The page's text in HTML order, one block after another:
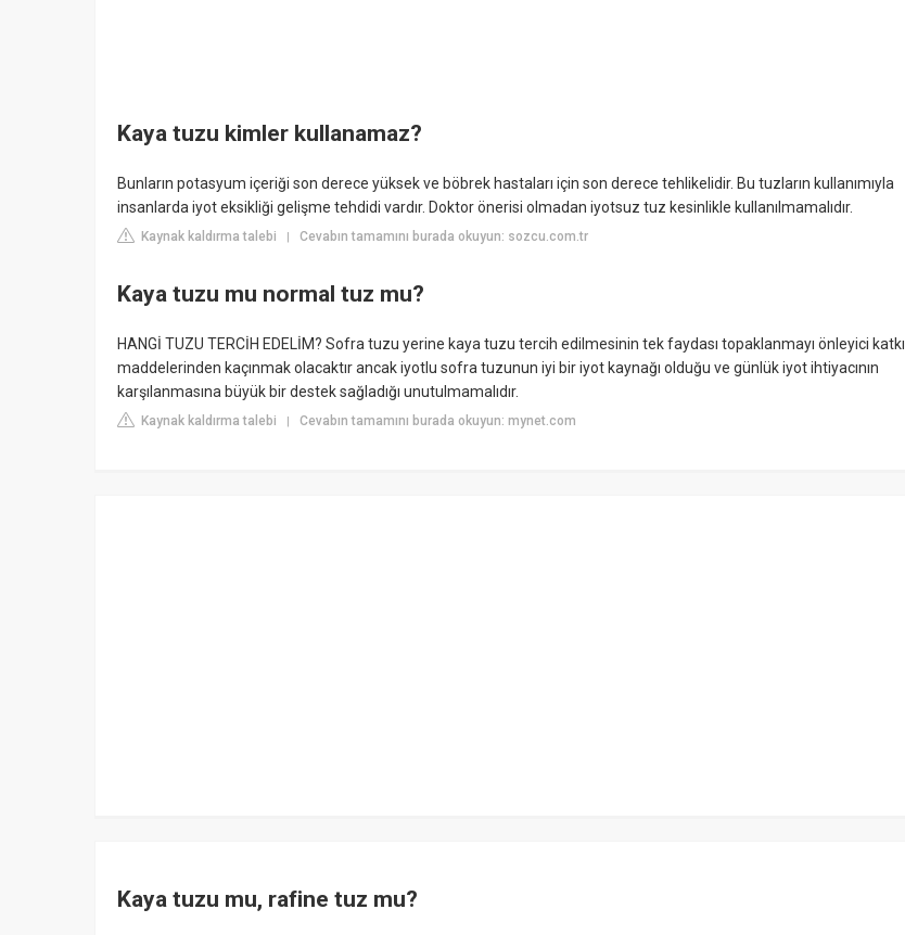
Kaya tuzu kimler kullanamaz?
Bunların potasyum içeriği son derece yüksek ve böbrek hastaları için son derece tehlikelidir. Bu tuzların kullanımıyla
insanlarda iyot eksikliği gelişme tehdidi vardır. Doktor önerisi olmadan iyotsuz tuz kesinlikle kullanılmamalıdır.
Kaynak kaldırma talebi | Cevabın tamamını burada okuyun: sozcu.com.tr
Kaya tuzu mu normal tuz mu?
HANGİ TUZU TERCİH EDELİM? Sofra tuzu yerine kaya tuzu tercih edilmesinin tek faydası topaklanmayı önleyici katkı
maddelerinden kaçınmak olacaktır ancak iyotlu sofra tuzunun iyi bir iyot kaynağı olduğu ve günlük iyot ihtiyacının
karşılanmasına büyük bir destek sağladığı unutulmamalıdır.
Kaynak kaldırma talebi | Cevabın tamamını burada okuyun: mynet.com
Kaya tuzu mu, rafine tuz mu?